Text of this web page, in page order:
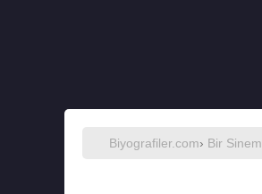
Biyografiler.com› Bir